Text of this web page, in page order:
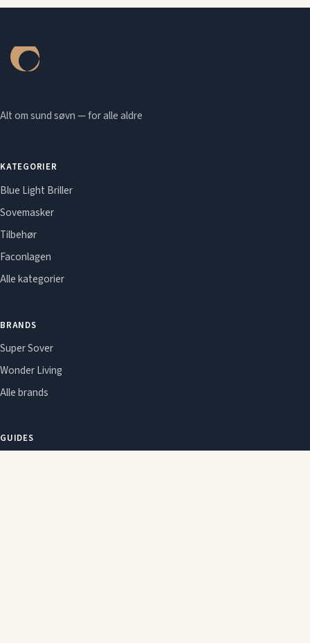
Alt om sund søvn — for alle aldre
KATEGORIER
Blue Light Briller
Sovemasker
Tilbehør
Faconlagen
Alle kategorier
BRANDS
Super Sover
Wonder Living
Alle brands
GUIDES